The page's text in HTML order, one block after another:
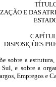
E DAS
DISPOSIÇÕES
sobre a
e sobre a
Empregos e